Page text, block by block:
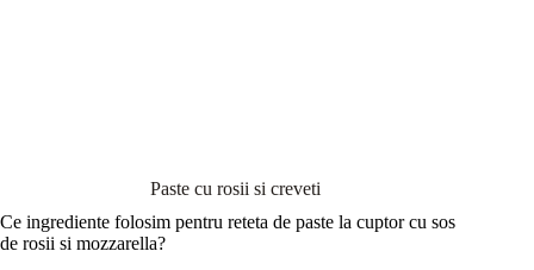
Paste cu rosii si creveti
Ce ingrediente folosim pentru reteta de paste la cuptor cu sos
de rosii si mozzarella?